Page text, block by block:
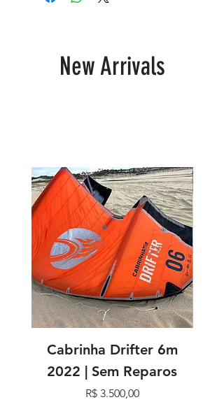
New Arrivals
Cabrinha Drifter 6m
2022 | Sem Reparos
Preço
R$ 3.500,00